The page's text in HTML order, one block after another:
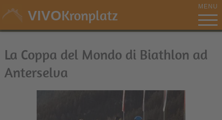
VIVOKronplatz MENU
La Coppa del Mondo di Biathlon ad
Anterselva